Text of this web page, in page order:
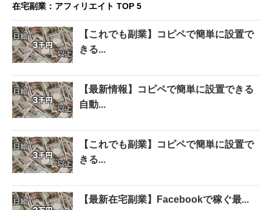
在宅副業：アフィリエイト TOP 5
【これでも副業】コピペで簡単に設置で
きる...
【最新情報】コピペで簡単に設置できる
自動...
【これでも副業】コピペで簡単に設置で
きる...
【最新在宅副業】Facebookで稼ぐ最...